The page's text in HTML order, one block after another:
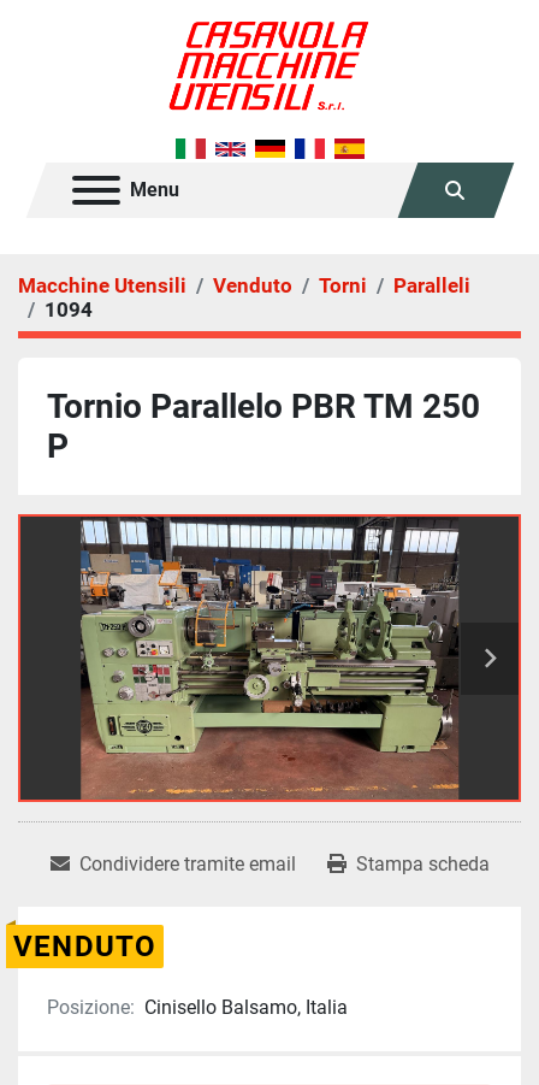
Menu
Cerca
Macchine Utensili Venduto Torni
Paralleli
1094
Tornio Parallelo PBR TM 250
P
Condividere tramite email Stampa scheda
VENDUTO
Posizione: Cinisello Balsamo, Italia